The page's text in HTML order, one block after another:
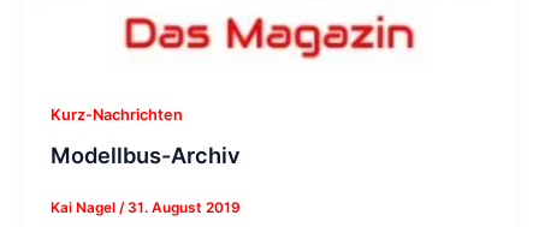
Kurz-Nachrichten
Modellbus-Archiv
Kai Nagel /31. August 2019